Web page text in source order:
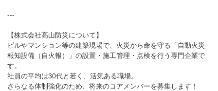
---
【株式会社髙山防災について】
ビルやマンション等の建築現場で、火災から命を守る「自動火災
報知設備（自火報）」の設置・施工管理・点検を行う専門企業で
す。
社員の平均は30代と若く、活気ある職場。
さらなる体制強化のため、将来のコアメンバーを募集します！